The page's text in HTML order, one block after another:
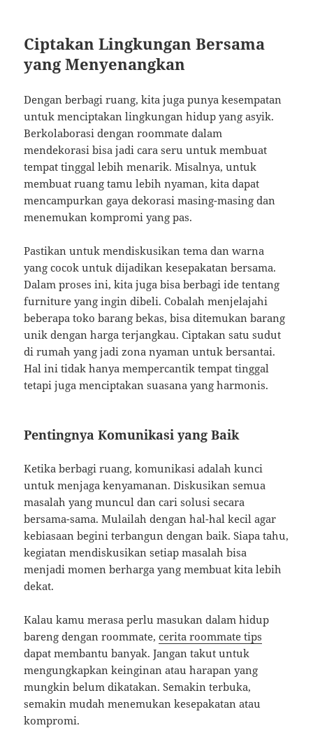
Ciptakan Lingkungan Bersama
yang Menyenangkan
Dengan berbagi ruang, kita juga punya kesempatan
untuk menciptakan lingkungan hidup yang asyik.
Berkolaborasi dengan roommate dalam
mendekorasi bisa jadi cara seru untuk membuat
tempat tinggal lebih menarik. Misalnya, untuk
membuat ruang tamu lebih nyaman, kita dapat
mencampurkan gaya dekorasi masing-masing dan
menemukan kompromi yang pas.
Pastikan untuk mendiskusikan tema dan warna
yang cocok untuk dijadikan kesepakatan bersama.
Dalam proses ini, kita juga bisa berbagi ide tentang
furniture yang ingin dibeli. Cobalah menjelajahi
beberapa toko barang bekas, bisa ditemukan barang
unik dengan harga terjangkau. Ciptakan satu sudut
di rumah yang jadi zona nyaman untuk bersantai.
Hal ini tidak hanya mempercantik tempat tinggal
tetapi juga menciptakan suasana yang harmonis.
Pentingnya Komunikasi yang Baik
Ketika berbagi ruang, komunikasi adalah kunci
untuk menjaga kenyamanan. Diskusikan semua
masalah yang muncul dan cari solusi secara
bersama-sama. Mulailah dengan hal-hal kecil agar
kebiasaan begini terbangun dengan baik. Siapa tahu,
kegiatan mendiskusikan setiap masalah bisa
menjadi momen berharga yang membuat kita lebih
dekat.
Kalau kamu merasa perlu masukan dalam hidup
bareng dengan roommate,cerita roommate tips
dapat membantu banyak. Jangan takut untuk
mengungkapkan keinginan atau harapan yang
mungkin belum dikatakan. Semakin terbuka,
semakin mudah menemukan kesepakatan atau
kompromi.